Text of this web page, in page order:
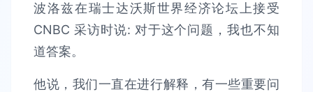
波洛兹在瑞士达沃斯世界经济论坛上接受
CNBC 采访时说: 对于这个问题，我也不知
道答案。
他说，我们一直在进行解释，有一些重要问